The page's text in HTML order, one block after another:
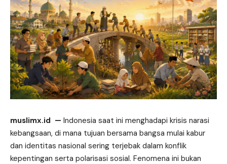
muslimx.id — Indonesia saat ini menghadapi krisis narasi
kebangsaan, di mana tujuan bersama bangsa mulai kabur
dan identitas nasional sering terjebak dalam konflik
kepentingan serta polarisasi sosial. Fenomena ini bukan